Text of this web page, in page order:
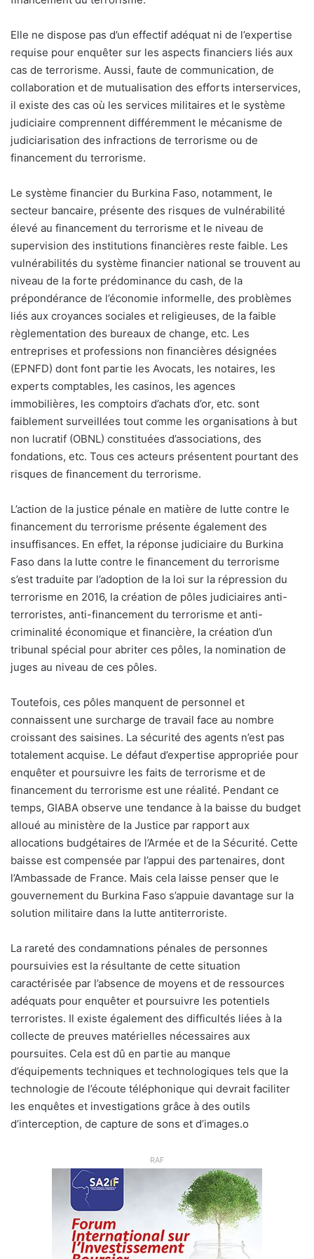
Elle ne dispose pas d’un effectif adéquat ni de l’expertise
requise pour enquêter sur les aspects financiers liés aux
cas de terrorisme. Aussi, faute de communication, de
collaboration et de mutualisation des efforts interservices,
il existe des cas où les services militaires et le système
judiciaire comprennent différemment le mécanisme de
judiciarisation des infractions de terrorisme ou de
financement du terrorisme.
Le système financier du Burkina Faso, notamment, le
secteur bancaire, présente des risques de vulnérabilité
élevé au financement du terrorisme et le niveau de
supervision des institutions financières reste faible. Les
vulnérabilités du système financier national se trouvent au
niveau de la forte prédominance du cash, de la
prépondérance de l’économie informelle, des problèmes
liés aux croyances sociales et religieuses, de la faible
règlementation des bureaux de change, etc. Les
entreprises et professions non financières désignées
(EPNFD) dont font partie les Avocats, les notaires, les
experts comptables, les casinos, les agences
immobilières, les comptoirs d’achats d’or, etc. sont
faiblement surveillées tout comme les organisations à but
non lucratif (OBNL) constituées d’associations, des
fondations, etc. Tous ces acteurs présentent pourtant des
risques de financement du terrorisme.
L’action de la justice pénale en matière de lutte contre le
financement du terrorisme présente également des
insuffisances. En effet, la réponse judiciaire du Burkina
Faso dans la lutte contre le financement du terrorisme
s’est traduite par l’adoption de la loi sur la répression du
terrorisme en 2016, la création de pôles judiciaires anti-
terroristes, anti-financement du terrorisme et anti-
criminalité économique et financière, la création d’un
tribunal spécial pour abriter ces pôles, la nomination de
juges au niveau de ces pôles.
Toutefois, ces pôles manquent de personnel et
connaissent une surcharge de travail face au nombre
croissant des saisines. La sécurité des agents n’est pas
totalement acquise. Le défaut d’expertise appropriée pour
enquêter et poursuivre les faits de terrorisme et de
financement du terrorisme est une réalité. Pendant ce
temps, GIABA observe une tendance à la baisse du budget
alloué au ministère de la Justice par rapport aux
allocations budgétaires de l’Armée et de la Sécurité. Cette
baisse est compensée par l’appui des partenaires, dont
l’Ambassade de France. Mais cela laisse penser que le
gouvernement du Burkina Faso s’appuie davantage sur la
solution militaire dans la lutte antiterroriste.
La rareté des condamnations pénales de personnes
poursuivies est la résultante de cette situation
caractérisée par l’absence de moyens et de ressources
adéquats pour enquêter et poursuivre les potentiels
terroristes. Il existe également des difficultés liées à la
collecte de preuves matérielles nécessaires aux
poursuites. Cela est dû en partie au manque
d’équipements techniques et technologiques tels que la
technologie de l’écoute téléphonique qui devrait faciliter
les enquêtes et investigations grâce à des outils
d’interception, de capture de sons et d’images.o
RAF